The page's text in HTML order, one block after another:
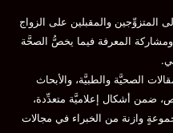
المتزوِّجين والمقبلين على الزواج
ومشاركة المعرفة فيما يخصُّ الصحَّة
الصحيَّة والطبيَّة، والأبحاث
ضمن أشكال إعلاميَّة متعدِّدة،
وازنة من الخبراء في مجالات